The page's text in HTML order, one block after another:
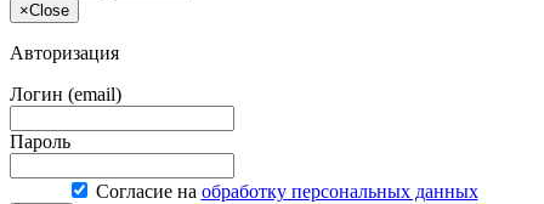
×Close
Авторизация
Логин (email)
Пароль
Согласие на обработку персональных данных